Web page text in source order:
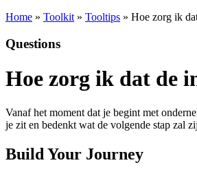
Home » Toolkit » Tooltips » Hoe zorg ik
Questions
Hoe zorg ik dat de
Vanaf het moment dat je begint met
je zit en bedenkt wat de volgende stap zal
Build Your Journey